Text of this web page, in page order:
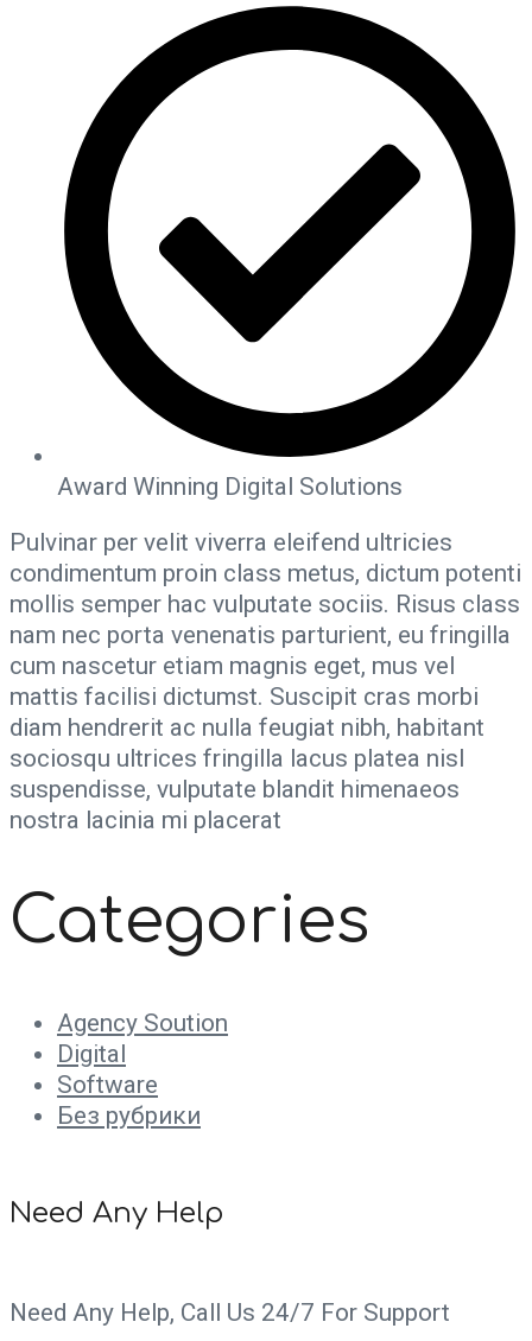
Award Winning Digital Solutions
Pulvinar per velit viverra eleifend ultricies
condimentum proin class metus, dictum potenti
mollis semper hac vulputate sociis. Risus class
nam nec porta venenatis parturient, eu fringilla
cum nascetur etiam magnis eget, mus vel
mattis facilisi dictumst. Suscipit cras morbi
diam hendrerit ac nulla feugiat nibh, habitant
sociosqu ultrices fringilla lacus platea nisl
suspendisse, vulputate blandit himenaeos
nostra lacinia mi placerat
Categories
Agency Soution
Digital
Software
Без рубрики
Need Any Help
Need Any Help, Call Us 24/7 For Support